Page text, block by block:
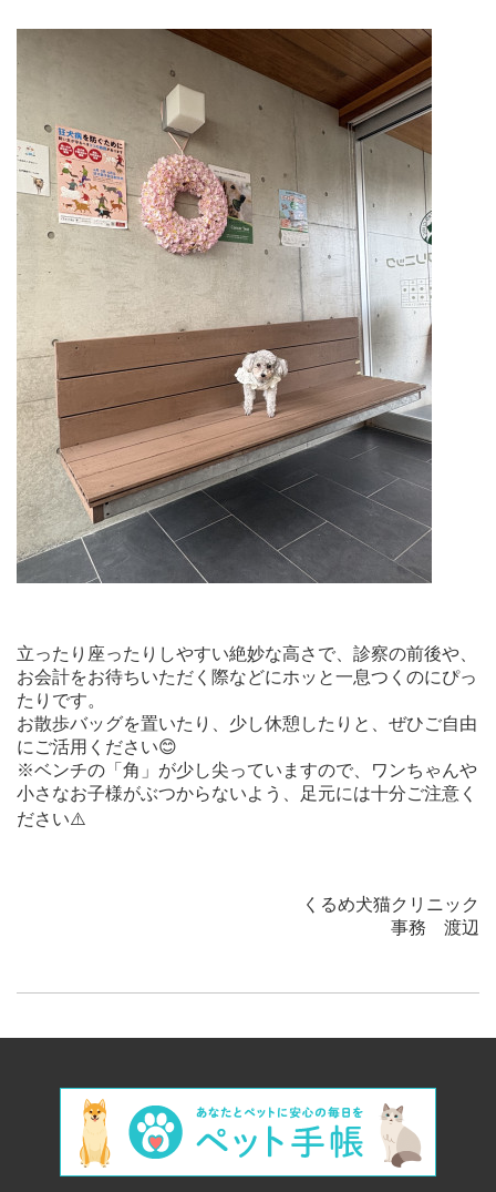
立ったり座ったりしやすい絶妙な高さで、診察の前後や、
お会計をお待ちいただく際などにホッと一息つくのにぴっ
たりです。
お散歩バッグを置いたり、少し休憩したりと、ぜひご自由
にご活用ください😊
※ベンチの「角」が少し尖っていますので、ワンちゃんや
小さなお子様がぶつからないよう、足元には十分ご注意く
ださい⚠️
くるめ犬猫クリニック
事務 渡辺